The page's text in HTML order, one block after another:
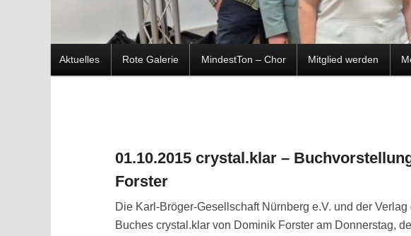
Zum
Zum
wechseln
Aktuelles Rote Galerie MindestTon – Chor Mitglied werden
01.10.2015 crystal.klar –
Forster
Die Karl-Bröger-Gesellschaft Nürnberg e.V. und der
Buches crystal.klar von Dominik Forster am Donnerstag,